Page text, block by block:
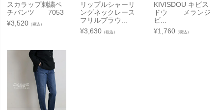
スカラップ刺繍ペ
チパンツ 7053
¥3,520 （税込）
リップルシャーリ
ングネックレース
フリルブラウ...
¥3,630 （税込）
KIVISDOU キビス
ドウ メランジ
ビ...
¥1,760（税込）